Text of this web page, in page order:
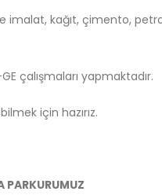
imalat, kağıt, çimento,
çalışmaları yapmaktadır.
için hazırız.
PARKURUMUZ